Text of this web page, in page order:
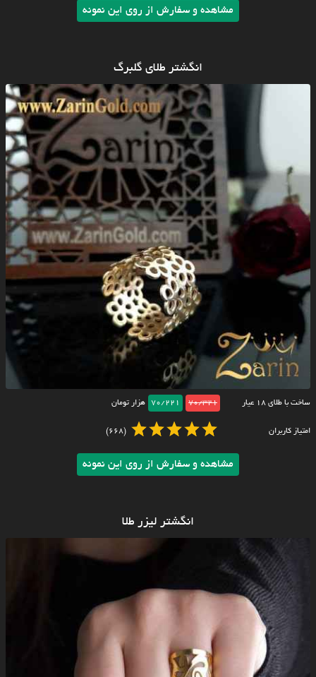
مشاهده و سفارش از روی این نمونه
انگشتر طلای گلبرگ
ساخت با طلای ۱۸ عیار 70/321
70/221 هزار تومان
امتیاز کاربران (668)
مشاهده و سفارش از روی این نمونه
انگشتر لیزر طلا